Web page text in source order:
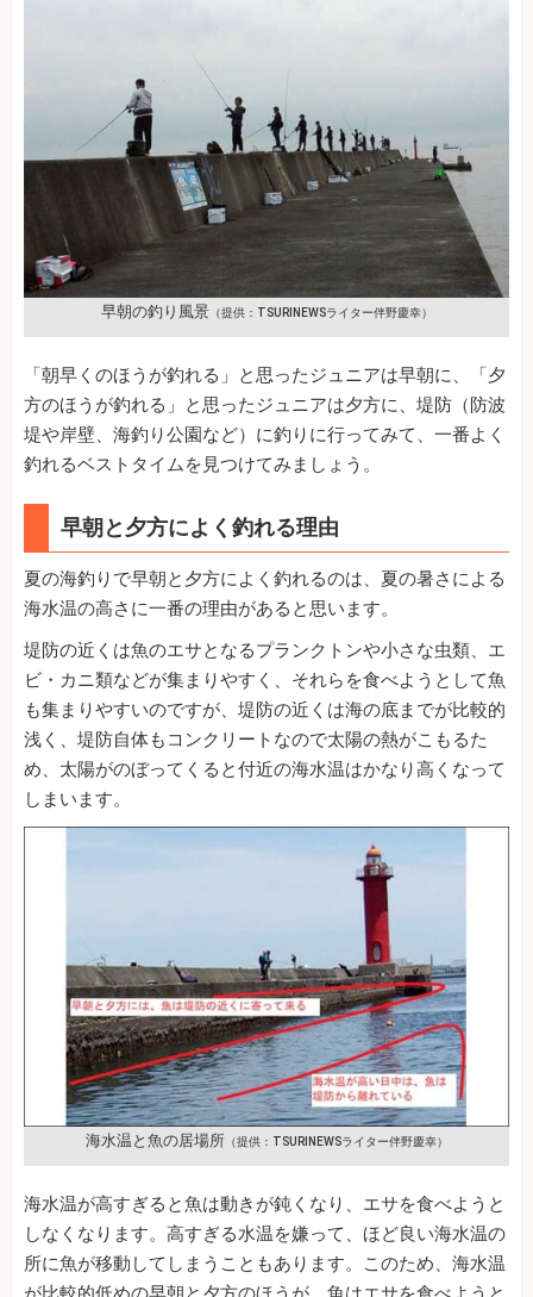
早朝の釣り風景（提供：TSURINEWSライター伴野慶幸）
「朝早くのほうが釣れる」と思ったジュニアは早朝に、「夕
方のほうが釣れる」と思ったジュニアは夕方に、堤防（防波
堤や岸壁、海釣り公園など）に釣りに行ってみて、一番よく
釣れるベストタイムを見つけてみましょう。
早朝と夕方によく釣れる理由
夏の海釣りで早朝と夕方によく釣れるのは、夏の暑さによる
海水温の高さに一番の理由があると思います。
堤防の近くは魚のエサとなるプランクトンや小さな虫類、エ
ビ・カニ類などが集まりやすく、それらを食べようとして魚
も集まりやすいのですが、堤防の近くは海の底までが比較的
浅く、堤防自体もコンクリートなので太陽の熱がこもるた
め、太陽がのぼってくると付近の海水温はかなり高くなって
しまいます。
海水温と魚の居場所（提供：TSURINEWSライター伴野慶幸）
海水温が高すぎると魚は動きが鈍くなり、エサを食べようと
しなくなります。高すぎる水温を嫌って、ほど良い海水温の
所に魚が移動してしまうこともあります。このため、海水温